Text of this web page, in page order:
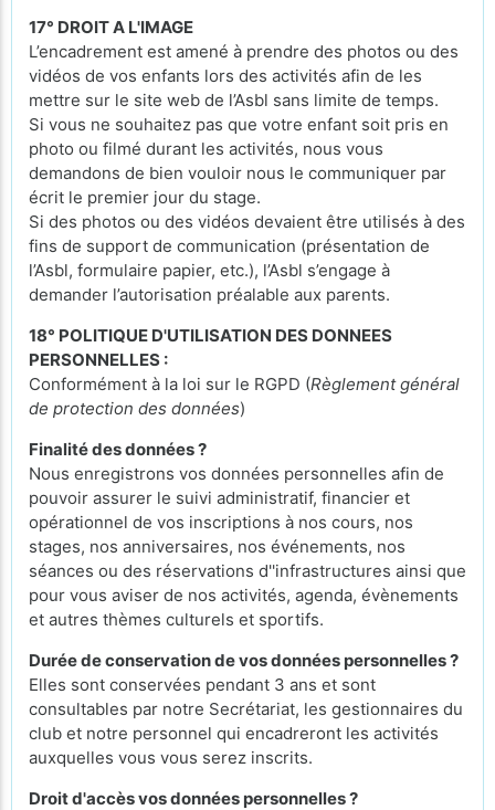
17° DROIT A L'IMAGE
L’encadrement est amené à prendre des photos ou des
vidéos de vos enfants lors des activités afin de les
mettre sur le site web de l’Asbl sans limite de temps.
Si vous ne souhaitez pas que votre enfant soit pris en
photo ou filmé durant les activités, nous vous
demandons de bien vouloir nous le communiquer par
écrit le premier jour du stage.
Si des photos ou des vidéos devaient être utilisés à des
fins de support de communication (présentation de
l’Asbl, formulaire papier, etc.), l’Asbl s’engage à
demander l’autorisation préalable aux parents.
18° POLITIQUE D'UTILISATION DES DONNEES
PERSONNELLES :
Conformément à la loi sur le RGPD (Règlement général
de protection des données)
Finalité des données ?
Nous enregistrons vos données personnelles afin de
pouvoir assurer le suivi administratif, financier et
opérationnel de vos inscriptions à nos cours, nos
stages, nos anniversaires, nos événements, nos
séances ou des réservations d''infrastructures ainsi que
pour vous aviser de nos activités, agenda, évènements
et autres thèmes culturels et sportifs.
Durée de conservation de vos données personnelles ?
Elles sont conservées pendant 3 ans et sont
consultables par notre Secrétariat, les gestionnaires du
club et notre personnel qui encadreront les activités
auxquelles vous vous serez inscrits.
Droit d'accès vos données personnelles ?